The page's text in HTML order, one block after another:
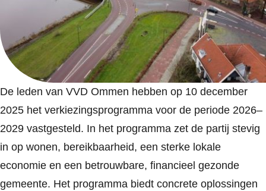
De leden van VVD Ommen hebben op 10 december
2025 het verkiezingsprogramma voor de periode 2026–
2029 vastgesteld. In het programma zet de partij stevig
in op wonen, bereikbaarheid, een sterke lokale
economie en een betrouwbare, financieel gezonde
gemeente. Het programma biedt concrete oplossingen